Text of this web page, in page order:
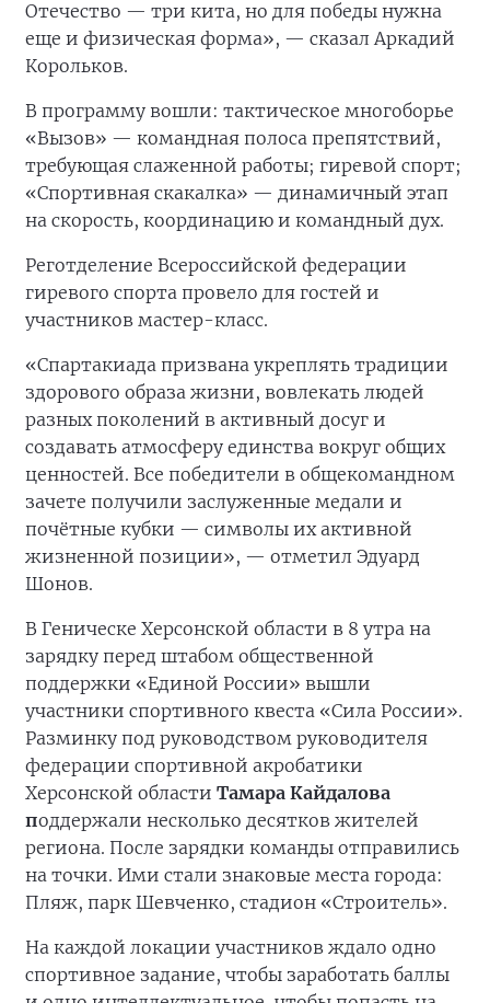
Отечество — три кита, но для победы нужна
еще и физическая форма», — сказал Аркадий
Корольков.
В программу вошли: тактическое многоборье
«Вызов» — командная полоса препятствий,
требующая слаженной работы; гиревой спорт;
«Спортивная скакалка» — динамичный этап
на скорость, координацию и командный дух.
Реготделение Всероссийской федерации
гиревого спорта провело для гостей и
участников мастер-класс.
«Спартакиада призвана укреплять традиции
здорового образа жизни, вовлекать людей
разных поколений в активный досуг и
создавать атмосферу единства вокруг общих
ценностей. Все победители в общекомандном
зачете получили заслуженные медали и
почётные кубки — символы их активной
жизненной позиции», — отметил Эдуард
Шонов.
В Геническе Херсонской области в 8 утра на
зарядку перед штабом общественной
поддержки «Единой России» вышли
участники спортивного квеста «Сила России».
Разминку под руководством руководителя
федерации спортивной акробатики
Херсонской области Тамара Кайдалова
поддержали несколько десятков жителей
региона. После зарядки команды отправились
на точки. Ими стали знаковые места города:
Пляж, парк Шевченко, стадион «Строитель».
На каждой локации участников ждало одно
спортивное задание, чтобы заработать баллы